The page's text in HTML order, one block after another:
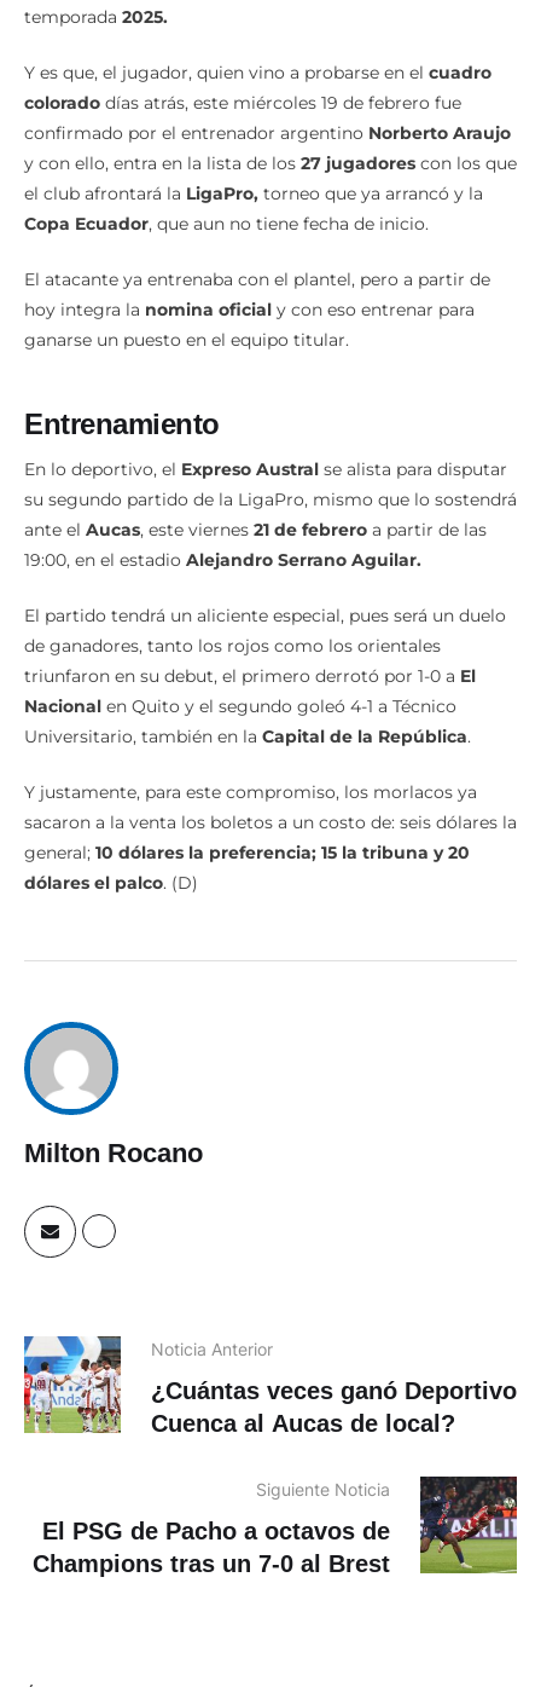
temporada 2025.
Y es que, el jugador, quien vino a probarse en el cuadro
colorado días atrás, este miércoles 19 de febrero fue
confirmado por el entrenador argentino Norberto Araujo
y con ello, entra en la lista de los 27 jugadores con los que
el club afrontará la LigaPro, torneo que ya arrancó y la
Copa Ecuador, que aun no tiene fecha de inicio.
El atacante ya entrenaba con el plantel, pero a partir de
hoy integra la nomina oficial y con eso entrenar para
ganarse un puesto en el equipo titular.
Entrenamiento
En lo deportivo, el Expreso Austral se alista para disputar
su segundo partido de la LigaPro, mismo que lo sostendrá
ante el Aucas, este viernes 21 de febrero a partir de las
19:00, en el estadio Alejandro Serrano Aguilar.
El partido tendrá un aliciente especial, pues será un duelo
de ganadores, tanto los rojos como los orientales
triunfaron en su debut, el primero derrotó por 1-0 a El
Nacional en Quito y el segundo goleó 4-1 a Técnico
Universitario, también en la Capital de la República.
Y justamente, para este compromiso, los morlacos ya
sacaron a la venta los boletos a un costo de: seis dólares la
general; 10 dólares la preferencia; 15 la tribuna y 20
dólares el palco. (D)
Milton Rocano
Noticia Anterior
¿Cuántas veces ganó Deportivo
Cuenca al Aucas de local?
Siguiente Noticia
El PSG de Pacho a octavos de
Champions tras un 7-0 al Brest